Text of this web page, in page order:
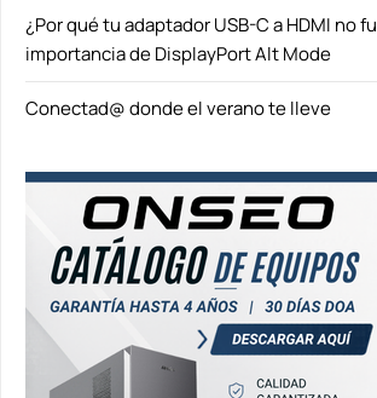
¿Por qué tu adaptador USB-C a HDMI no
importancia de DisplayPort Alt Mode
Conectad@ donde el verano te lleve